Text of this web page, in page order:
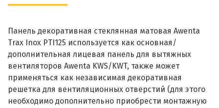
Панель декоративная стеклянная матовая Awenta
Trax Inox PTI125 используется как основная/
дополнительная лицевая панель для вытяжных
вентиляторов Awenta KWS/KWT, также может
применяться как независимая декоративная
решетка для вентиляционных отверстий (для этого
необходимо дополнительно приобрести монтажную